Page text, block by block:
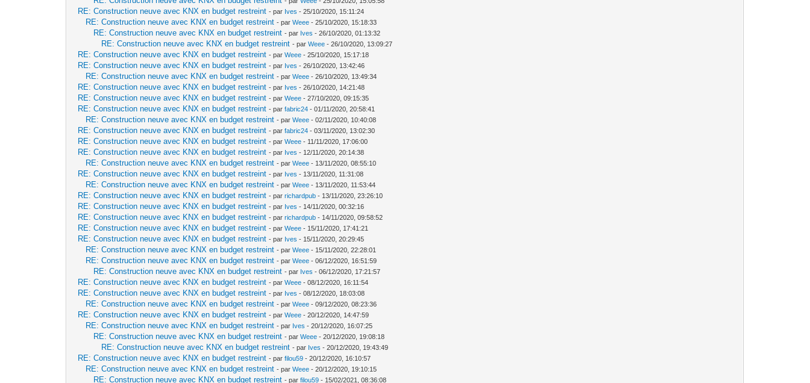
RE: Construction neuve avec KNX en budget restreint - par Ives - 25/10/2020, 15:11:24
RE: Construction neuve avec KNX en budget restreint - parWeee - 25/10/2020, 15:18:33
RE: Construction neuve avec KNX en budget restreint - par Ives - 26/10/2020, 01:13:32
RE: Construction neuve avec KNX en budget restreint - parWeee - 26/10/2020, 13:09:27
RE: Construction neuve avec KNX en budget restreint - parWeee - 25/10/2020, 15:17:18
RE: Construction neuve avec KNX en budget restreint - par Ives - 26/10/2020, 13:42:46
RE: Construction neuve avec KNX en budget restreint - parWeee - 26/10/2020, 13:49:34
RE: Construction neuve avec KNX en budget restreint - par Ives - 26/10/2020, 14:21:48
RE: Construction neuve avec KNX en budget restreint - parWeee - 27/10/2020, 09:15:35
RE: Construction neuve avec KNX en budget restreint - parfabric24 - 01/11/2020, 20:58:41
RE: Construction neuve avec KNX en budget restreint - parWeee - 02/11/2020, 10:40:08
RE: Construction neuve avec KNX en budget restreint - parfabric24 - 03/11/2020, 13:02:30
RE: Construction neuve avec KNX en budget restreint - parWeee - 11/11/2020, 17:06:00
RE: Construction neuve avec KNX en budget restreint - par Ives - 12/11/2020, 20:14:38
RE: Construction neuve avec KNX en budget restreint - parWeee - 13/11/2020, 08:55:10
RE: Construction neuve avec KNX en budget restreint - par Ives - 13/11/2020, 11:31:08
RE: Construction neuve avec KNX en budget restreint - parWeee - 13/11/2020, 11:53:44
RE: Construction neuve avec KNX en budget restreint - parrichardpub - 13/11/2020, 23:26:10
RE: Construction neuve avec KNX en budget restreint - par Ives - 14/11/2020, 00:32:16
RE: Construction neuve avec KNX en budget restreint - parrichardpub - 14/11/2020, 09:58:52
RE: Construction neuve avec KNX en budget restreint - parWeee - 15/11/2020, 17:41:21
RE: Construction neuve avec KNX en budget restreint - par Ives - 15/11/2020, 20:29:45
RE: Construction neuve avec KNX en budget restreint - parWeee - 15/11/2020, 22:28:01
RE: Construction neuve avec KNX en budget restreint - parWeee - 06/12/2020, 16:51:59
RE: Construction neuve avec KNX en budget restreint - par Ives - 06/12/2020, 17:21:57
RE: Construction neuve avec KNX en budget restreint - parWeee - 08/12/2020, 16:11:54
RE: Construction neuve avec KNX en budget restreint - par Ives - 08/12/2020, 18:03:08
RE: Construction neuve avec KNX en budget restreint - parWeee - 09/12/2020, 08:23:36
RE: Construction neuve avec KNX en budget restreint - parWeee - 20/12/2020, 14:47:59
RE: Construction neuve avec KNX en budget restreint - par Ives - 20/12/2020, 16:07:25
RE: Construction neuve avec KNX en budget restreint - parWeee - 20/12/2020, 19:08:18
RE: Construction neuve avec KNX en budget restreint - par Ives - 20/12/2020, 19:43:49
RE: Construction neuve avec KNX en budget restreint - parfilou59 - 20/12/2020, 16:10:57
RE: Construction neuve avec KNX en budget restreint - parWeee - 20/12/2020, 19:10:15
RE: Construction neuve avec KNX en budget restreint - parfilou59 - 15/02/2021, 08:36:08